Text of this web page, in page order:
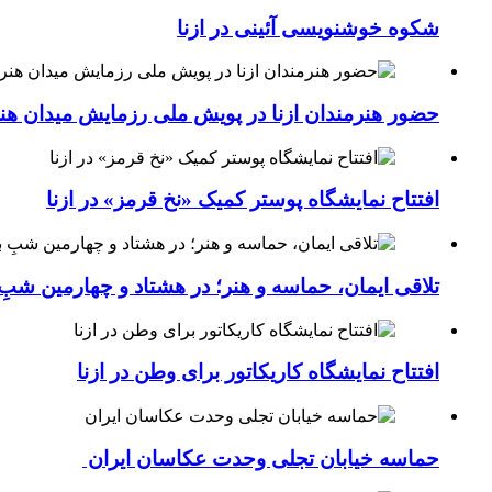
شکوه خوشنویسی آئینی در ازنا
حضور هنرمندان ازنا در پویش ملی رزمایش میدان
افتتاح نمایشگاه پوستر کمیک «نخ قرمز» در ازنا
تلاقی ایمان، حماسه و هنر؛ در هشتاد و چهارمین شبِ
افتتاح نمایشگاه کاریکاتور برای وطن در ازنا
حماسه خیابان تجلی وحدت عکاسان ایران